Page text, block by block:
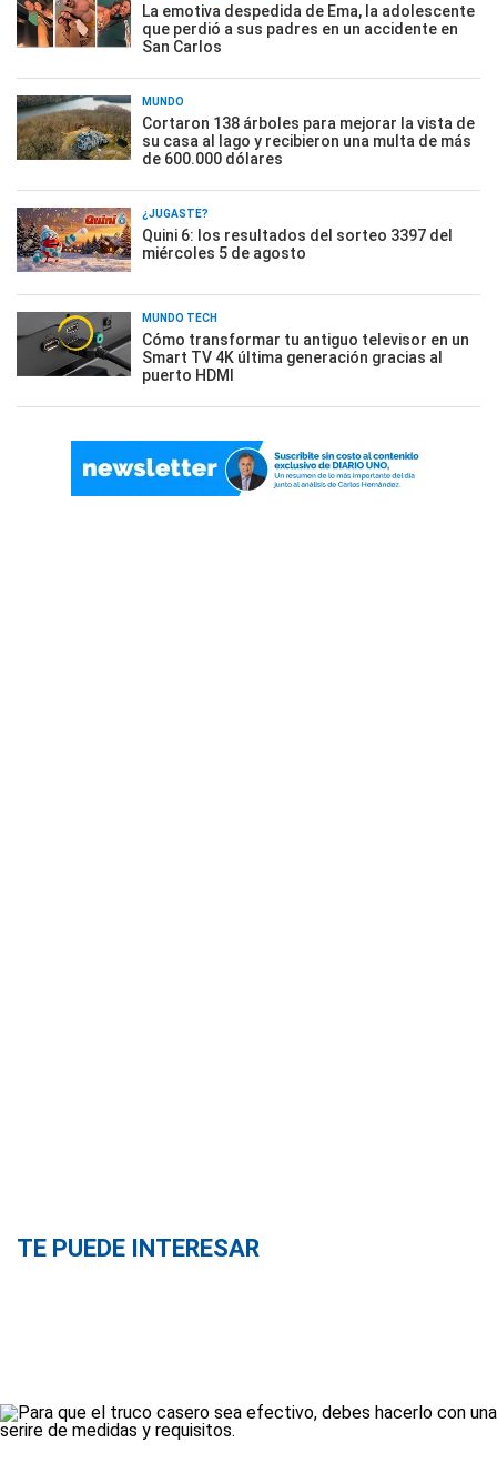
La emotiva despedida de Ema, la adolescente
que perdió a sus padres en un accidente en
San Carlos
MUNDO
Cortaron 138 árboles para mejorar la vista de
su casa al lago y recibieron una multa de más
de 600.000 dólares
¿JUGASTE?
Quini 6: los resultados del sorteo 3397 del
miércoles 5 de agosto
MUNDO TECH
Cómo transformar tu antiguo televisor en un
Smart TV 4K última generación gracias al
puerto HDMI
TE PUEDE INTERESAR